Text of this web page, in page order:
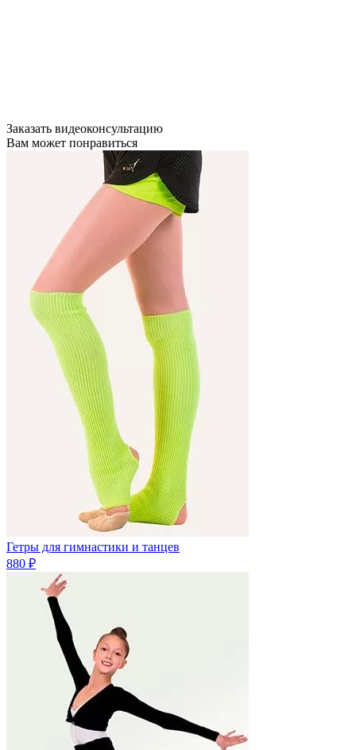
Заказать видеоконсультацию
Вам может понравиться
Гетры для гимнастики и танцев
880 ₽